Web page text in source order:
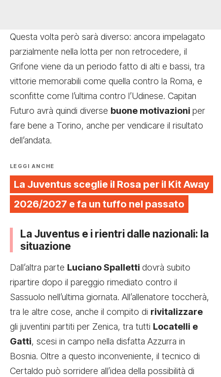
Questa volta però sarà diverso: ancora impelagato
parzialmente nella lotta per non retrocedere, il
Grifone viene da un periodo fatto di alti e bassi, tra
vittorie memorabili come quella contro la Roma, e
sconfitte come l’ultima contro l’Udinese. Capitan
Futuro avrà quindi diverse buone motivazioni per
fare bene a Torino, anche per vendicare il risultato
dell’andata.
LEGGI ANCHE
La Juventus sceglie il Rosa per il Kit Away
2026/2027 e fa un tuffo nel passato
La Juventus e i rientri dalle nazionali: la
situazione
Dall’altra parte Luciano Spalletti dovrà subito
ripartire dopo il pareggio rimediato contro il
Sassuolo nell’ultima giornata. All’allenatore toccherà,
tra le altre cose, anche il compito di rivitalizzare
gli juventini partiti per Zenica, tra tutti Locatelli e
Gatti, scesi in campo nella disfatta Azzurra in
Bosnia. Oltre a questo inconveniente, il tecnico di
Certaldo può sorridere all’idea della possibilità di